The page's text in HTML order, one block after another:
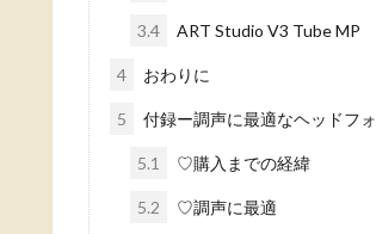
3.4 ART Studio V3 Tube MP
4 おわりに
5 付録ー調声に最適なヘッドフォ
5.1 ♡購入までの経緯
5.2 ♡調声に最適